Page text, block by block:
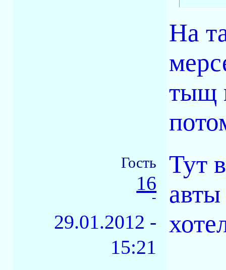
На
тыщ
Гость
16
-
29.01.2012 -
15:21
Тут